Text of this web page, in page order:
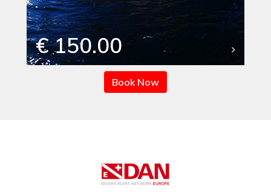
€ 150.00
Book Now